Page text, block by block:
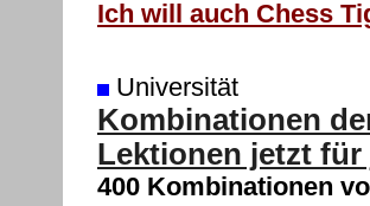
Ich will auch Chess
Universität
Kombinationen
Lektionen jetzt
400 Kombinationen